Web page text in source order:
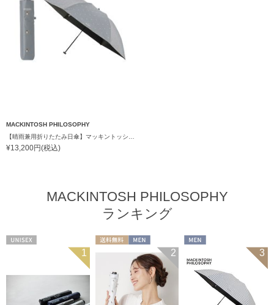
MACKINTOSH PHILOSOPHY
【晴雨兼用折りたたみ日傘】マッキントッシュ フィロソフィー (MACKINTOSH PHILOSOPHY)コーギー 雨の日OK 軽量 遮光100％ 遮熱 UV
¥13,200円(税込)
MACKINTOSH PHILOSOPHY
ランキング
1 2 3